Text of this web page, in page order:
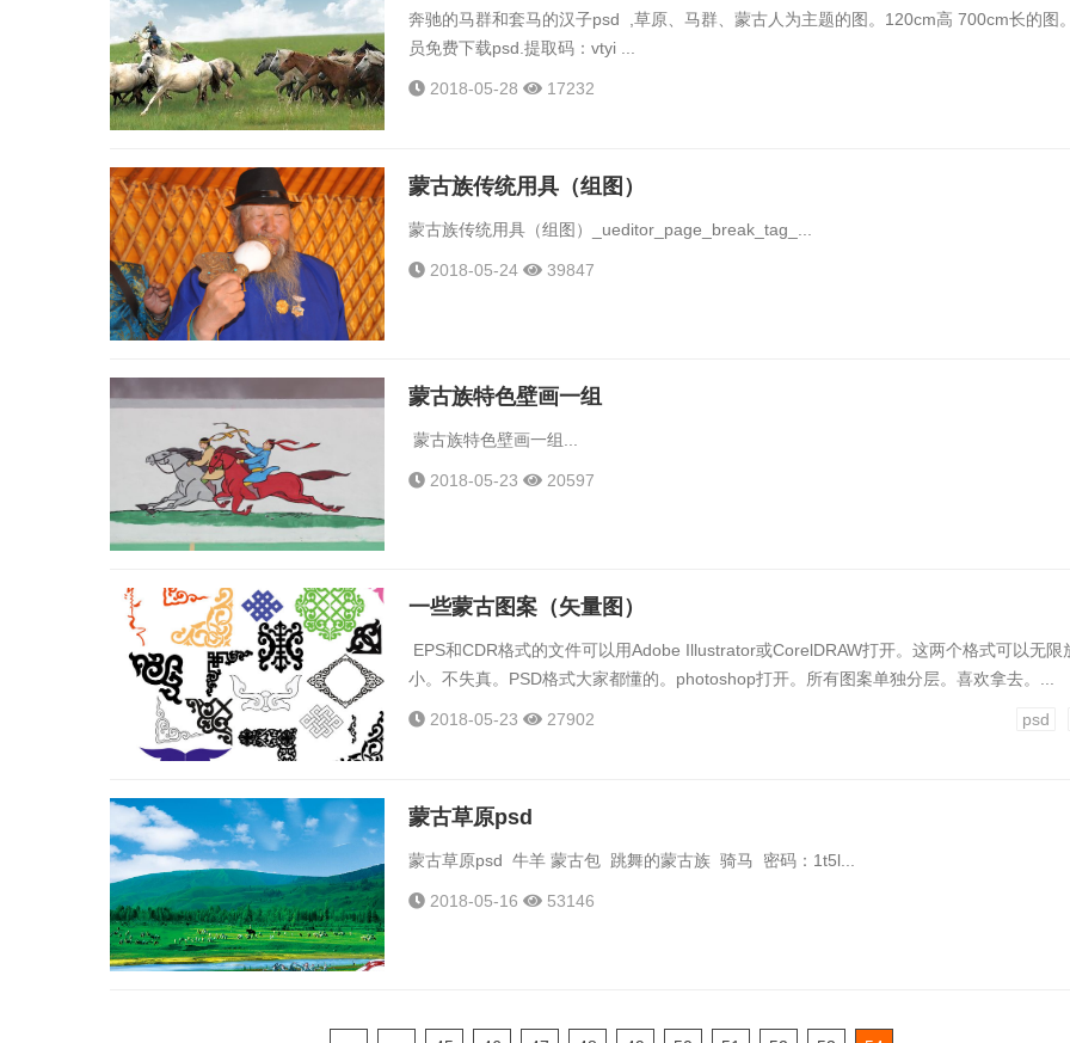
奔驰的马群和套马的汉子psd ,草原、马群、蒙古人为主题的图。120cm高 700cm长的图
员免费下载psd.提取码：vtyi ...
2018-05-28 17232
蒙古族传统用具（组图）
蒙古族传统用具（组图）_ueditor_page_break_tag_...
2018-05-24 39847
蒙古族特色壁画一组
蒙古族特色壁画一组...
2018-05-23 20597
一些蒙古图案（矢量图）
EPS和CDR格式的文件可以用Adobe Illustrator或CorelDRAW打开。这两个格式可以无限
小。不失真。PSD格式大家都懂的。photoshop打开。所有图案单独分层。喜欢拿去。...
2018-05-23 27902 psd
蒙古草原psd
蒙古草原psd 牛羊 蒙古包 跳舞的蒙古族 骑马 密码：1t5l...
2018-05-16 53146